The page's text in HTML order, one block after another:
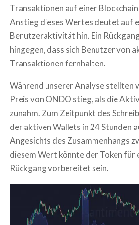
Transaktionen auf einer
Anstieg dieses Wertes deutet auf
Benutzeraktivität hin. Ein
hingegen, dass sich Benutzer von
Transaktionen fernhalten.
Während unserer Analyse stellten
Preis von ONDO stieg, als die
zunahm. Zum Zeitpunkt des
der aktiven Wallets in 24 Stunden
Angesichts des Zusammenhangs
diesem Wert könnte der Token für
Rückgang vorbereitet sein.